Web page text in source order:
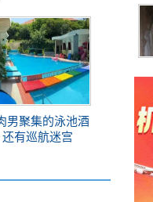
男聚集的泳池酒
还有巡航迷宫